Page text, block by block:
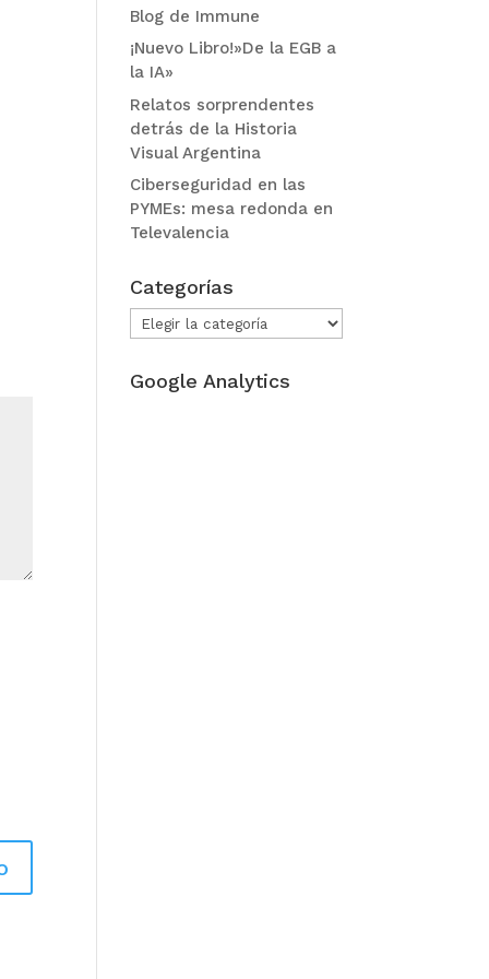
Blog de Immune
¡Nuevo Libro!»De la EGB a
la IA»
Relatos sorprendentes
detrás de la Historia
Visual Argentina
Ciberseguridad en las
PYMEs: mesa redonda en
Televalencia
Categorías
Categorías
Google Analytics